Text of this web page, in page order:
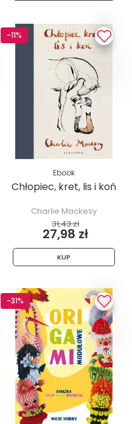
-11%
Ebook
Chłopiec, kret, lis i koń
Charlie Mackesy
31,43 zł
27,98 zł
KUP
-31%